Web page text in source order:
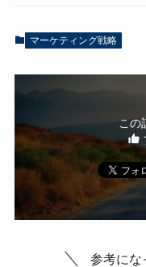
マーケティング戦略
この
参考にな